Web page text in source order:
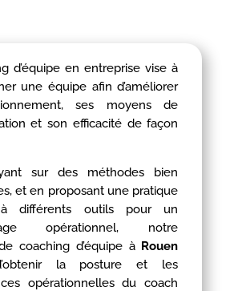
d’équipe en entreprise vise à
une équipe afin d’améliorer
ses moyens de
et son efficacité de façon
sur des méthodes bien
et en proposant une pratique
à différents outils pour un
opérationnel, notre
coaching d’équipe à Rouen
la posture et les
opérationnelles du coach